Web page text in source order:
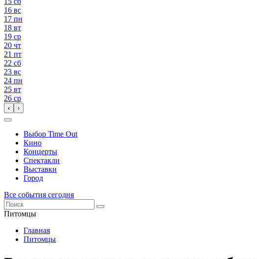
16 вс
17 пн
18 вт
19 ср
20 чт
21 пт
22 сб
23 вс
24 пн
25 вт
26 ср
‹ ›
Выбор Time Out
Кино
Концерты
Спектакли
Выставки
Город
Все события сегодня
Питомцы
Главная
Питомцы